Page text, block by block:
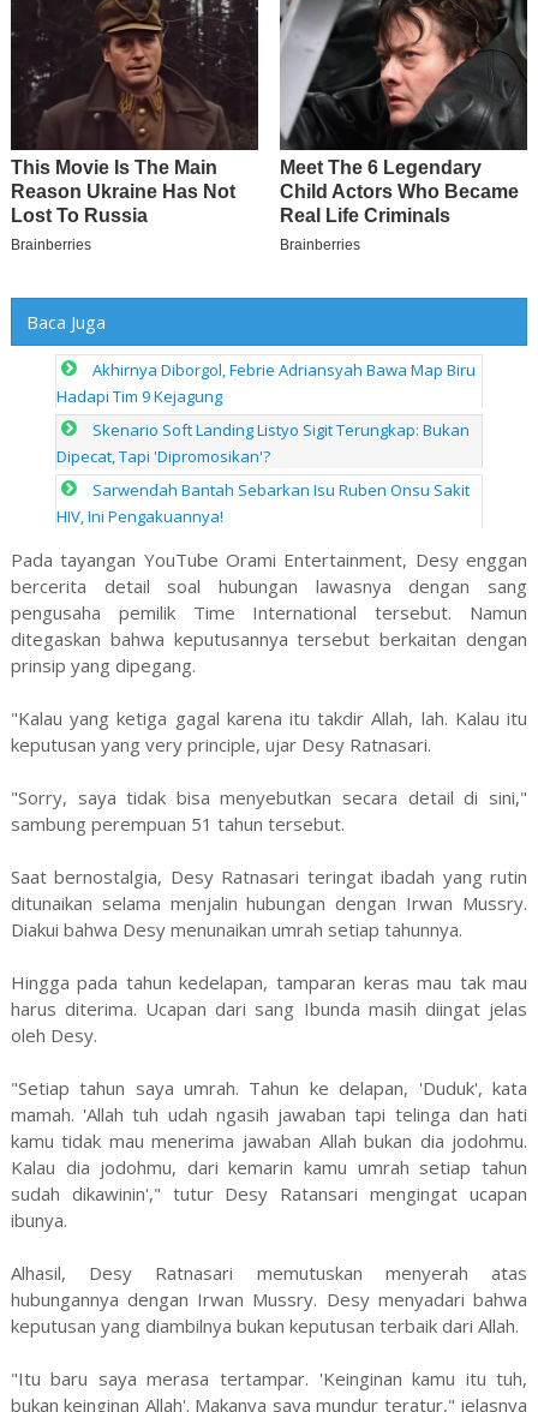
Baca Juga
Akhirnya Diborgol, Febrie Adriansyah Bawa Map Biru
Hadapi Tim 9 Kejagung
Skenario Soft Landing Listyo Sigit Terungkap: Bukan
Dipecat, Tapi 'Dipromosikan'?
Sarwendah Bantah Sebarkan Isu Ruben Onsu Sakit
HIV, Ini Pengakuannya!
Pada tayangan YouTube Orami Entertainment, Desy enggan
bercerita detail soal hubungan lawasnya dengan sang
pengusaha pemilik Time International tersebut. Namun
ditegaskan bahwa keputusannya tersebut berkaitan dengan
prinsip yang dipegang.
"Kalau yang ketiga gagal karena itu takdir Allah, lah. Kalau itu
keputusan yang very principle, ujar Desy Ratnasari.
"Sorry, saya tidak bisa menyebutkan secara detail di sini,"
sambung perempuan 51 tahun tersebut.
Saat bernostalgia, Desy Ratnasari teringat ibadah yang rutin
ditunaikan selama menjalin hubungan dengan Irwan Mussry.
Diakui bahwa Desy menunaikan umrah setiap tahunnya.
Hingga pada tahun kedelapan, tamparan keras mau tak mau
harus diterima. Ucapan dari sang Ibunda masih diingat jelas
oleh Desy.
"Setiap tahun saya umrah. Tahun ke delapan, 'Duduk', kata
mamah. 'Allah tuh udah ngasih jawaban tapi telinga dan hati
kamu tidak mau menerima jawaban Allah bukan dia jodohmu.
Kalau dia jodohmu, dari kemarin kamu umrah setiap tahun
sudah dikawinin'," tutur Desy Ratansari mengingat ucapan
ibunya.
Alhasil, Desy Ratnasari memutuskan menyerah atas
hubungannya dengan Irwan Mussry. Desy menyadari bahwa
keputusan yang diambilnya bukan keputusan terbaik dari Allah.
"Itu baru saya merasa tertampar. 'Keinginan kamu itu tuh,
bukan keinginan Allah'. Makanya saya mundur teratur," jelasnya